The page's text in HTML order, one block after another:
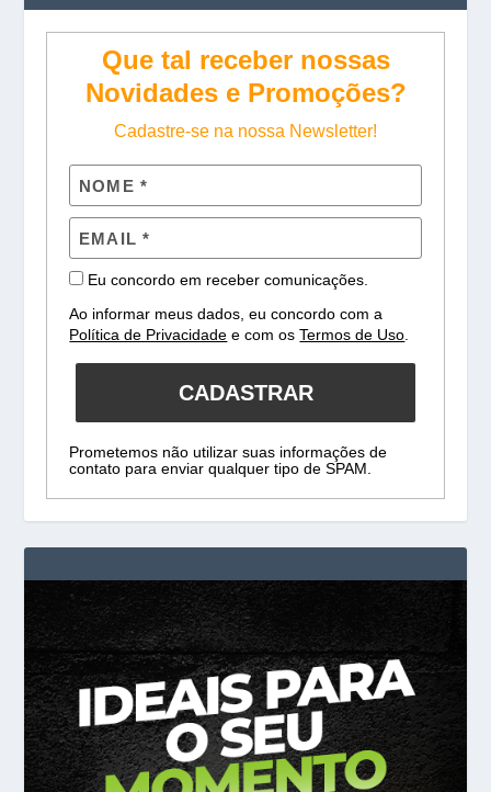
Que tal receber nossas
Novidades e Promoções?
Cadastre-se na nossa Newsletter!
Eu concordo em receber comunicações.
Ao informar meus dados, eu concordo com a
Política de Privacidade e com osTermos de Uso
CADASTRAR
Prometemos não utilizar suas informações de
contato para enviar qualquer tipo de SPAM.